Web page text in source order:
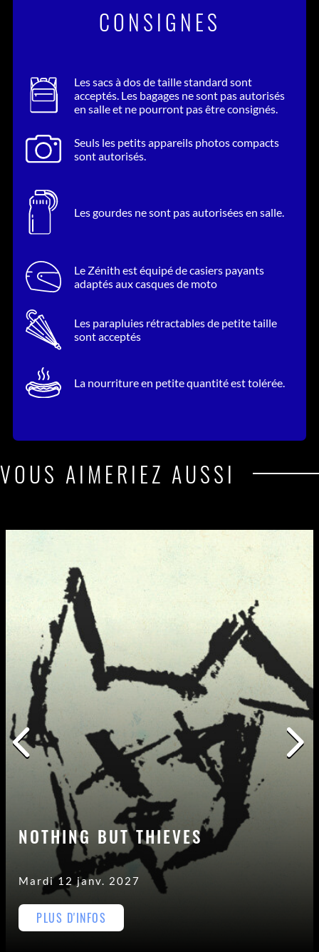
CONSIGNES
Les sacs à dos de taille standard sont
acceptés. Les bagages ne sont pas autorisés
en salle et ne pourront pas être consignés.
Seuls les petits appareils photos compacts
sont autorisés.
Les gourdes ne sont pas autorisées en salle.
Le Zénith est équipé de casiers payants
adaptés aux casques de moto
Les parapluies rétractables de petite taille
sont acceptés
La nourriture en petite quantité est tolérée.
VOUS AIMERIEZ AUSSI
NOTHING BUT THIEVES
Mardi 12 janv. 2027
PLUS D'INFOS